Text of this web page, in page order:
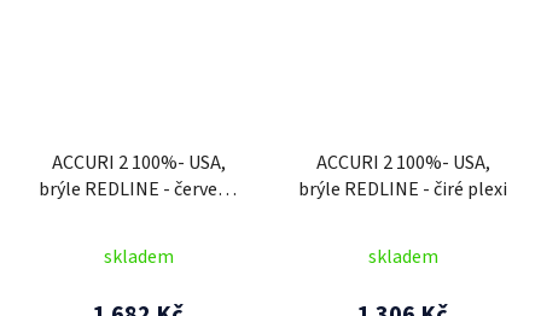
ACCURI 2 100%- USA,
brýle REDLINE - červené
skladem
ACCURI 2 100%- USA,
brýle REDLINE - čiré plexi
skladem